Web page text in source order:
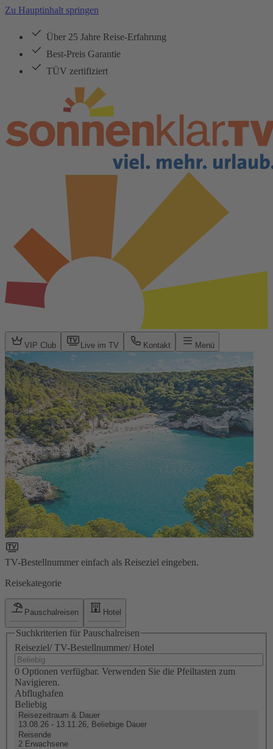
Zu Hauptinhalt springen
Über 25 Jahre Reise-Erfahrung
Best-Preis Garantie
TÜV zertifiziert
VIP Club Live im TV Kontakt Menü
TV-Bestellnummer einfach als Reiseziel eingeben.
Reisekategorie
Pauschalreisen Hotel
Suchkriterien für Pauschalreisen
Reiseziel/ TV-Bestellnummer/ Hotel
0 Optionen verfügbar. Verwenden Sie die Pfeiltasten zum
Navigieren.
Abflughafen
Beliebig
Reisezeitraum & Dauer
13.08.26 - 13.11.26, Beliebige Dauer
Reisende
2 Erwachsene